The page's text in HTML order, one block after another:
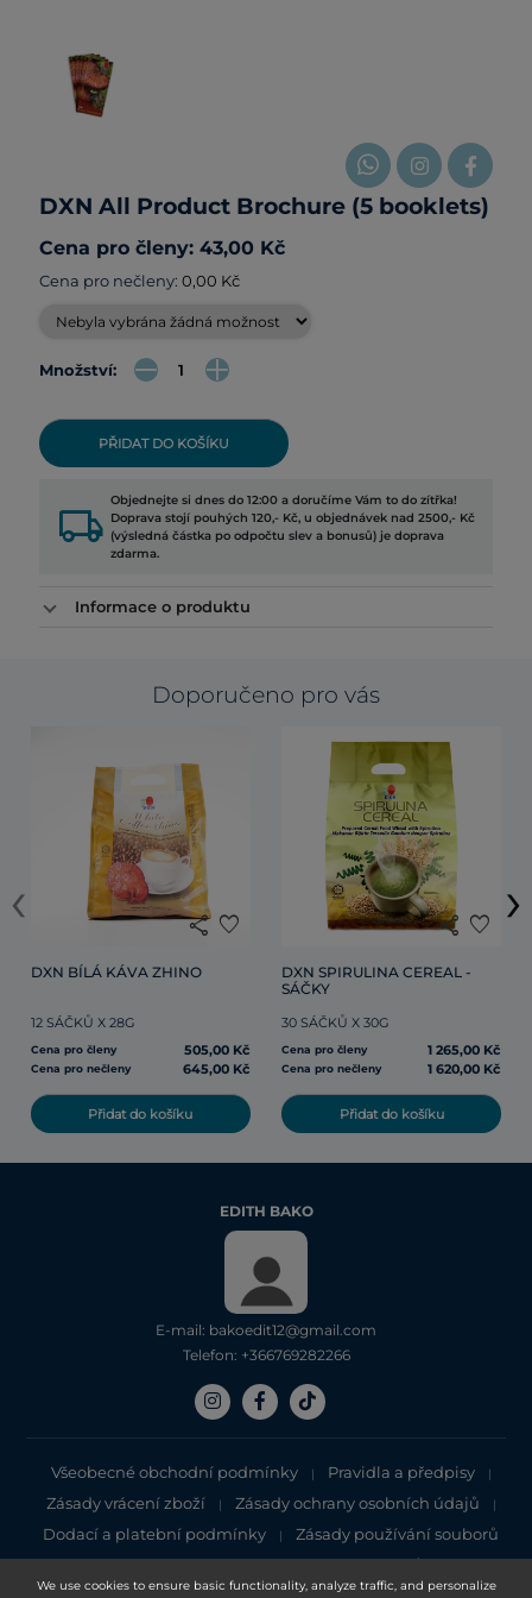
We use cookies to ensure basic functionality, analyze traffic, and personalize
DXN All Product Brochure (5 booklets)
Cena pro členy: 43,00 Kč
Cena pro nečleny: 0,00 Kč
Množství:
PŘIDAT DO KOŠÍKU
local_shipping Objednejte si dnes do 12:00 a doručíme Vám to do zítřka!
Doprava stojí pouhých 120,- Kč, u objednávek nad 2500,- Kč
(výsledná částka po odpočtu slev a bonusů) je doprava
zdarma.
Informace o produktu
Doporučeno pro vás
share favorite
DXN BÍLÁ KÁVA ZHINO
12 SÁČKŮ X 28G
Cena pro členy 505,00 Kč
Cena pro nečleny 645,00 Kč
Přidat do košíku
share favorite
DXN SPIRULINA CEREAL -
SÁČKY
30 SÁČKŮ X 30G
Cena pro členy 1 265,00 Kč
Cena pro nečleny 1 620,00 Kč
Přidat do košíku
‹ ›
EDITH BAKO
E-mail: bakoedit12@gmail.com
Telefon: +366769282266
Všeobecné obchodní podmínky | Pravidla a předpisy |
Zásady vrácení zboží | Zásady ochrany osobních údajů |
Dodací a platební podmínky |
Zásady používání souborů
cookie
Zásady ochrany osobních údajů